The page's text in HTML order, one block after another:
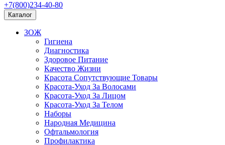
+7(800)234-40-80
Каталог
ЗОЖ
Гигиена
Диагностика
Здоровое Питание
Качество Жизни
Красота Сопутствующие Товары
Красота-Уход За Волосами
Красота-Уход За Лицом
Красота-Уход За Телом
Наборы
Народная Медицина
Офтальмология
Профилактика